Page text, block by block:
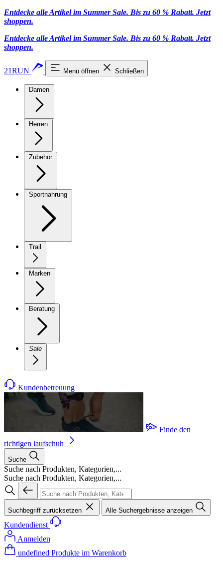
Entdecke alle Artikel im Summer Sale. Bis zu 60 % Rabatt. Jetzt
shoppen.
Entdecke alle Artikel im Summer Sale. Bis zu 60 % Rabatt. Jetzt
shoppen.
21RUN Menü öffnen Schließen
Damen
Herren
Zubehör
Sportnahrung
Trail
Marken
Beratung
Sale
Kundenbetreuung
Finde den
richtigen laufschuh
Suche
Suche nach Produkten, Kategorien,...
Suche nach Produkten, Kategorien,...
Suchbegriff zurücksetzen Alle Suchergebnisse anzeigen
Kundendienst
Anmelden
undefined Produkte im Warenkorb